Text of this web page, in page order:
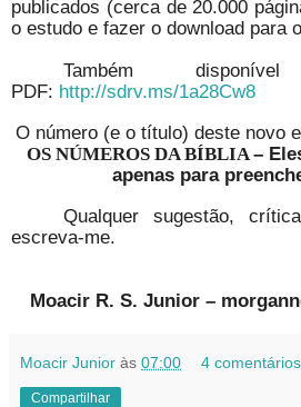
publicados (cerca de 20.000
o estudo e fazer o download para
Também
PDF: http://sdrv.ms/1a28Cw8
O número (e o título) deste novo
OS NÚMEROS DA BÍBLIA–
apenas para
Qualquer sugestão,
escreva-me.
Moacir R. S. Junior –
Moacir Junior às 07:00 4
Compartilhar